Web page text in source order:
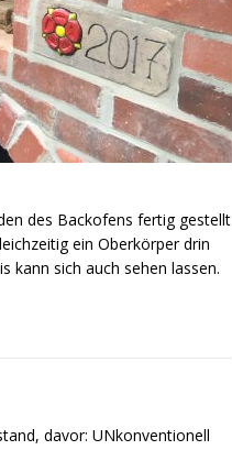
des Backofens fertig gestellt
ein Oberkörper drin
kann sich auch sehen lassen.
davor: UNkonventionell